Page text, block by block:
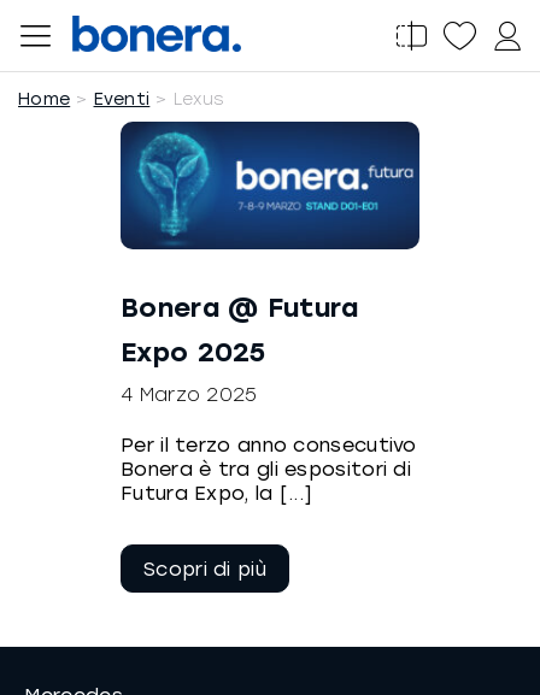
Salta
contenuto
Home Eventi Lexus
Bonera @ Futura
Expo 2025
4 Marzo 2025
Per il terzo anno consecutivo
Bonera è tra gli espositori di
Futura Expo, la [...]
leggere